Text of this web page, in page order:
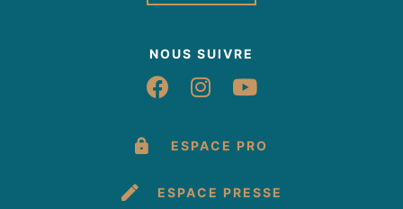
NOUS SUIVRE
Suivez-nous sur
Suivez-nous sur
Suivez-nous
ESPACE PRO
ESPACE PRESSE